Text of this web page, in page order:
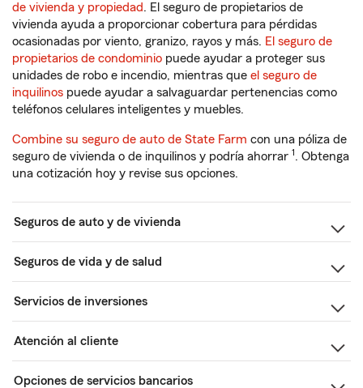
de vivienda y propiedad. El seguro de propietarios de
vivienda ayuda a proporcionar cobertura para pérdidas
ocasionadas por viento, granizo, rayos y más. El seguro de
propietarios de condominio puede ayudar a proteger sus
unidades de robo e incendio, mientras que el seguro de
inquilinos puede ayudar a salvaguardar pertenencias como
teléfonos celulares inteligentes y muebles.
Combine su seguro de auto de State Farm con una póliza de
seguro de vivienda o de inquilinos y podría ahorrar 1. Obtenga
una cotización hoy y revise sus opciones.
Seguros de auto y de vivienda
Seguros de vida y de salud
Servicios de inversiones
Atención al cliente
Opciones de servicios bancarios